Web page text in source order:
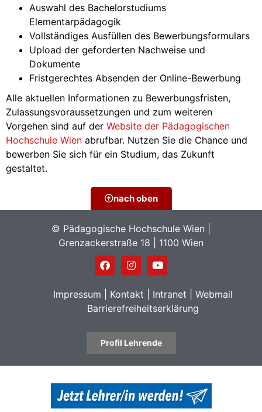
Auswahl des Bachelorstudiums
Elementarpädagogik
Vollständiges Ausfüllen des Bewerbungsformulars
Upload der geforderten Nachweise und
Dokumente
Fristgerechtes Absenden der Online-Bewerbung
Alle aktuellen Informationen zu Bewerbungsfristen,
Zulassungsvoraussetzungen und zum weiteren
Vorgehen sind auf der Website der Pädagogischen
Hochschule Wien abrufbar. Nutzen Sie die Chance und
bewerben Sie sich für ein Studium, das Zukunft
gestaltet.
nach oben
© Pädagogische Hochschule Wien |
Grenzackerstraße 18 | 1100 Wien
Impressum Kontakt Intranet
Webmail
Barrierefreiheitserklärung
Profil Lehrende